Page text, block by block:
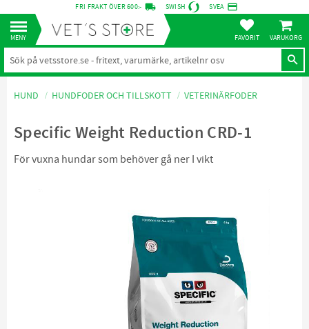
Meny
FRI FRAKT ÖVER 600:- local_shipping SWISH SVEA credit_card
FAVORITER
HUND HUNDFODER OCH TILLSKOTT VETERINÄRFODER
Specific Weight Reduction CRD-1
För vuxna hundar som behöver gå ner I vikt